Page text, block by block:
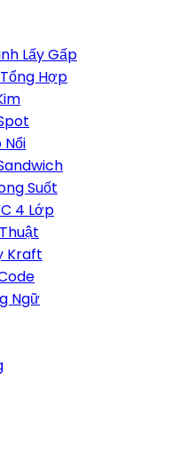
Lấy Gấp
Hợp
Nổi
Suốt
4 Lớp
Kraft
Ngữ